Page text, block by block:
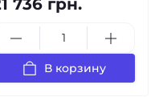
736 грн.
В корзину